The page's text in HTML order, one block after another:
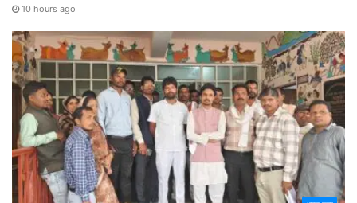
10 hours ago